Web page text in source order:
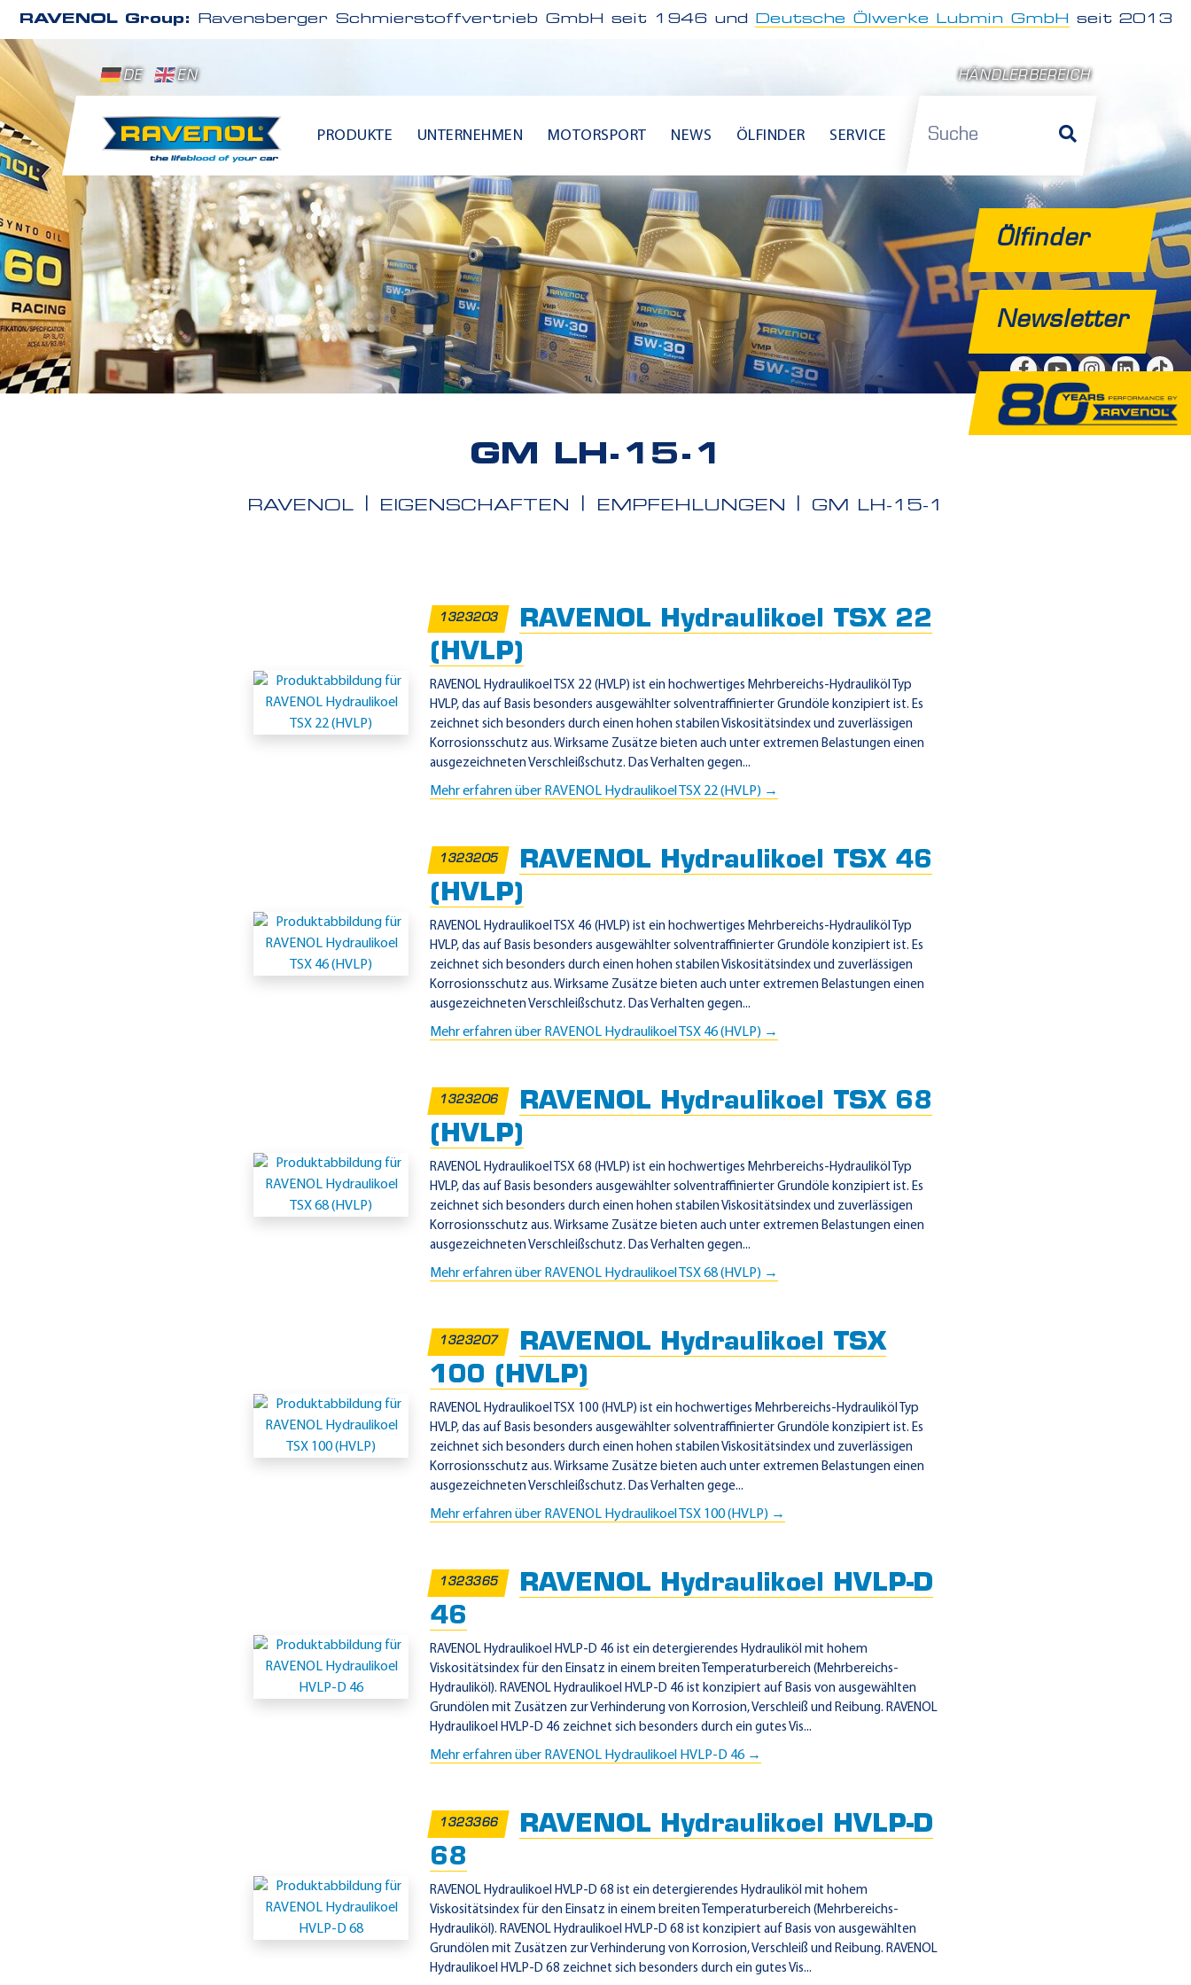
RAVENOL Group: Ravensberger Schmierstoffvertrieb GmbH seit 1946 und Deutsche Ölwerke Lubmin GmbH seit 2013
DE EN HÄNDLERBEREICH
PRODUKTE UNTERNEHMEN MOTORSPORT NEWS ÖLFINDER SERVICE
Ölfinder
Newsletter
GM LH-15-1
RAVENOL EIGENSCHAFTEN EMPFEHLUNGEN GM LH-15-1
Einsatzgebiete
GM
LH-
15-
1323203
RAVENOL Hydraulikoel TSX 22
(HVLP)
RAVENOL Hydraulikoel TSX 22 (HVLP) ist ein hochwertiges Mehrbereichs-Hydrauliköl Typ
HVLP, das auf Basis besonders ausgewählter solventraffinierter Grundöle konzipiert ist. Es
zeichnet sich besonders durch einen hohen stabilen Viskositätsindex und zuverlässigen
Korrosionsschutz aus. Wirksame Zusätze bieten auch unter extremen Belastungen einen
ausgezeichneten Verschleißschutz. Das Verhalten gegen...
Mehr erfahren über RAVENOL Hydraulikoel TSX 22 (HVLP) →
1323205
RAVENOL Hydraulikoel TSX 46
(HVLP)
RAVENOL Hydraulikoel TSX 46 (HVLP) ist ein hochwertiges Mehrbereichs-Hydrauliköl Typ
HVLP, das auf Basis besonders ausgewählter solventraffinierter Grundöle konzipiert ist. Es
zeichnet sich besonders durch einen hohen stabilen Viskositätsindex und zuverlässigen
Korrosionsschutz aus. Wirksame Zusätze bieten auch unter extremen Belastungen einen
ausgezeichneten Verschleißschutz. Das Verhalten gegen...
Mehr erfahren über RAVENOL Hydraulikoel TSX 46 (HVLP) →
1323206
RAVENOL Hydraulikoel TSX 68
(HVLP)
RAVENOL Hydraulikoel TSX 68 (HVLP) ist ein hochwertiges Mehrbereichs-Hydrauliköl Typ
HVLP, das auf Basis besonders ausgewählter solventraffinierter Grundöle konzipiert ist. Es
zeichnet sich besonders durch einen hohen stabilen Viskositätsindex und zuverlässigen
Korrosionsschutz aus. Wirksame Zusätze bieten auch unter extremen Belastungen einen
ausgezeichneten Verschleißschutz. Das Verhalten gegen...
Mehr erfahren über RAVENOL Hydraulikoel TSX 68 (HVLP) →
1323207
RAVENOL Hydraulikoel TSX
100 (HVLP)
RAVENOL Hydraulikoel TSX 100 (HVLP) ist ein hochwertiges Mehrbereichs-Hydrauliköl Typ
HVLP, das auf Basis besonders ausgewählter solventraffinierter Grundöle konzipiert ist. Es
zeichnet sich besonders durch einen hohen stabilen Viskositätsindex und zuverlässigen
Korrosionsschutz aus. Wirksame Zusätze bieten auch unter extremen Belastungen einen
ausgezeichneten Verschleißschutz. Das Verhalten gege...
Mehr erfahren über RAVENOL Hydraulikoel TSX 100 (HVLP) →
1323365
RAVENOL Hydraulikoel HVLP-D
46
RAVENOL Hydraulikoel HVLP-D 46 ist ein detergierendes Hydrauliköl mit hohem
Viskositätsindex für den Einsatz in einem breiten Temperaturbereich (Mehrbereichs-
Hydrauliköl). RAVENOL Hydraulikoel HVLP-D 46 ist konzipiert auf Basis von ausgewählten
Grundölen mit Zusätzen zur Verhinderung von Korrosion, Verschleiß und Reibung. RAVENOL
Hydraulikoel HVLP-D 46 zeichnet sich besonders durch ein gutes Vis...
Mehr erfahren über RAVENOL Hydraulikoel HVLP-D 46 →
1323366
RAVENOL Hydraulikoel HVLP-D
68
RAVENOL Hydraulikoel HVLP-D 68 ist ein detergierendes Hydrauliköl mit hohem
Viskositätsindex für den Einsatz in einem breiten Temperaturbereich (Mehrbereichs-
Hydrauliköl). RAVENOL Hydraulikoel HVLP-D 68 ist konzipiert auf Basis von ausgewählten
Grundölen mit Zusätzen zur Verhinderung von Korrosion, Verschleiß und Reibung. RAVENOL
Hydraulikoel HVLP-D 68 zeichnet sich besonders durch ein gutes Vis...